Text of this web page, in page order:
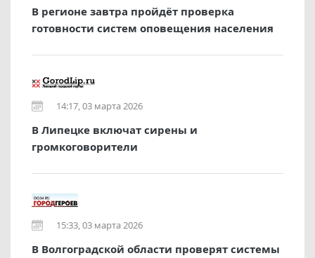
В регионе завтра пройдёт проверка
готовности систем оповещения населения
14:17, 03 марта 2026
В Липецке включат сирены и
громкоговорители
15:33, 03 марта 2026
В Волгоградской области проверят системы